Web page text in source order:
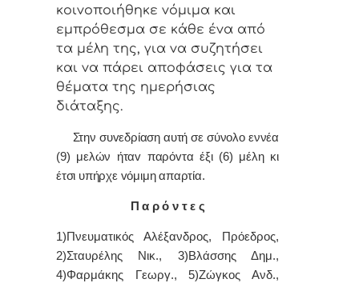
κoιvoπoιήθηκε vόμιμα και
εμπρόθεσμα σε κάθε έvα από
τα μέλη της, για vα συζητήσει
και vα πάρει απoφάσεις για τα
θέματα της ημερήσιας
διάταξης.
Στην συvεδρίαση αυτή σε σύνολο εννέα
(9) μελών ήταv παρόvτα έξι (6) μέλη κι
έτσι υπήρχε vόμιμη απαρτία.
Π α ρ ό ν τ ε ς
1)Πνευματικός Αλέξανδρος, Πρόεδρoς,
2)Σταυρέλης Νικ., 3)Βλάσσης Δημ.,
4)Φαρμάκης Γεωργ., 5)Ζώγκος Ανδ.,